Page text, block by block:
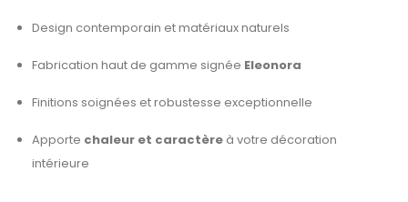
Design contemporain et matériaux naturels
Fabrication haut de gamme signée Eleonora
Finitions soignées et robustesse exceptionnelle
Apporte chaleur et caractère à votre décoration
intérieure